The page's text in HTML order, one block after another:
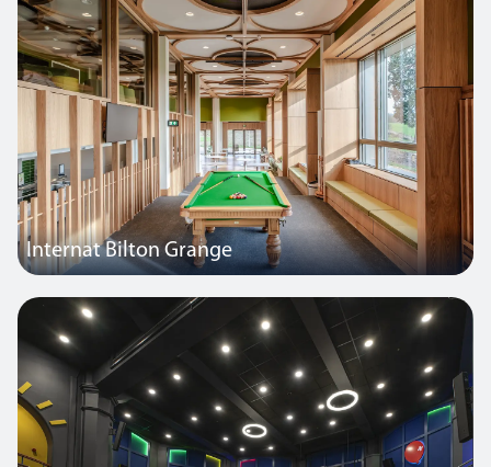
Universität wurden alte Leuchtstofflampen durch moderne LED-
Leuchten ersetzt und ein umfassend vernetztes
Lichtmanagementsystem installiert.
Internat Bilton Grange
Das neue Internatsgebäude dieser renommierten Privatschule
wurde durchgehend mit Thorlux-Leuchten ausgestattet, darunter
die elegante lineare Leuchte Flexbar, die für eine angenehme
Beleuchtung sorgt.